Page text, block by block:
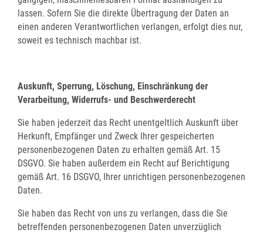
lassen. Sofern Sie die direkte Übertragung der Daten an
einen anderen Verantwortlichen verlangen, erfolgt dies nur,
soweit es technisch machbar ist.
Auskunft, Sperrung, Löschung, Einschränkung der
Verarbeitung, Widerrufs- und Beschwerderecht
Sie haben jederzeit das Recht unentgeltlich Auskunft über
Herkunft, Empfänger und Zweck Ihrer gespeicherten
personenbezogenen Daten zu erhalten gemäß Art. 15
DSGVO. Sie haben außerdem ein Recht auf Berichtigung
gemäß Art. 16 DSGVO, Ihrer unrichtigen personenbezogenen
Daten.
Sie haben das Recht von uns zu verlangen, dass die Sie
betreffenden personenbezogenen Daten unverzüglich